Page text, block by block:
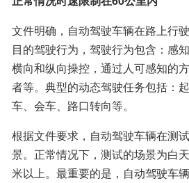
文件明确，自动驾驶车辆在路上行
目的驾驶行为，驾驶行为包含：感
横向和纵向操控，通过人可感知的
者等。典型的动态驾驶任务包括：
车、会车、路口转向等。
根据文件要求，自动驾驶车辆在测
景。正常情况下，测试的场景为白
米以上。最重要的是，自动驾驶车